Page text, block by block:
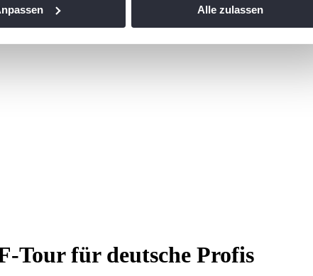
Funktionen für soziale Medien anbieten zu können
geben wir Informationen zu Ihrer Verwendung unserer
bereitgestellt haben oder die sie im Rahmen Ihrer Nutzung
Alle zulassen
Tour für deutsche Profis